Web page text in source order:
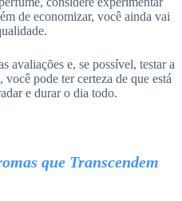
de economizar, você ainda vai
avaliações e, se possível, testar a
pode ter certeza de que está
e durar o dia todo.
que Transcendem